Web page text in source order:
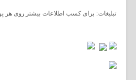
تبلیغات: برای کسب اطلاعات بیشتر روی هر